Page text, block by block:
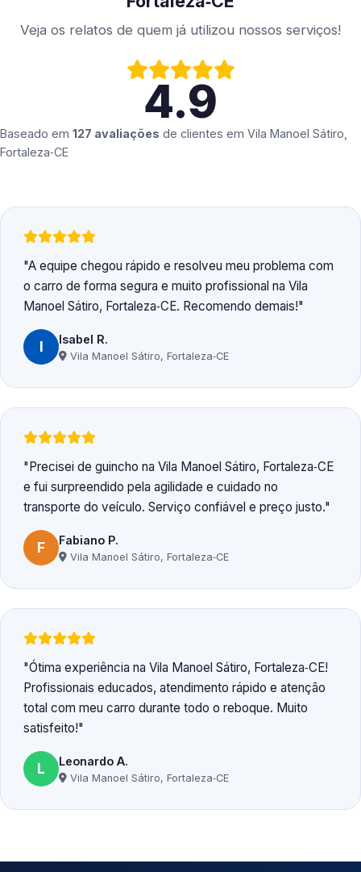
Veja os relatos de quem já utilizou nossos serviços!
4.9
Baseado em 127 avaliações de clientes em Vila Manoel Sátiro,
Fortaleza‑CE
A equipe chegou rápido e resolveu meu problema com
o carro de forma segura e muito profissional na Vila
Manoel Sátiro, Fortaleza‑CE. Recomendo demais!
I Isabel R.
Vila Manoel Sátiro, Fortaleza‑CE
Precisei de guincho na Vila Manoel Sátiro, Fortaleza‑CE
e fui surpreendido pela agilidade e cuidado no
transporte do veículo. Serviço confiável e preço justo.
F Fabiano P.
Vila Manoel Sátiro, Fortaleza‑CE
Ótima experiência na Vila Manoel Sátiro, Fortaleza‑CE!
Profissionais educados, atendimento rápido e atenção
total com meu carro durante todo o reboque. Muito
satisfeito!
L Leonardo A.
Vila Manoel Sátiro, Fortaleza‑CE